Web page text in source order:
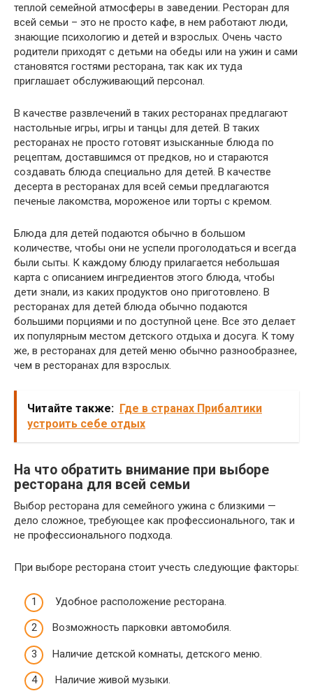
теплой семейной атмосферы в заведении. Ресторан для
всей семьи – это не просто кафе, в нем работают люди,
знающие психологию и детей и взрослых. Очень часто
родители приходят с детьми на обеды или на ужин и сами
становятся гостями ресторана, так как их туда
приглашает обслуживающий персонал.
В качестве развлечений в таких ресторанах предлагают
настольные игры, игры и танцы для детей. В таких
ресторанах не просто готовят изысканные блюда по
рецептам, доставшимся от предков, но и стараются
создавать блюда специально для детей. В качестве
десерта в ресторанах для всей семьи предлагаются
печеные лакомства, мороженое или торты с кремом.
Блюда для детей подаются обычно в большом
количестве, чтобы они не успели проголодаться и всегда
были сыты. К каждому блюду прилагается небольшая
карта с описанием ингредиентов этого блюда, чтобы
дети знали, из каких продуктов оно приготовлено. В
ресторанах для детей блюда обычно подаются
большими порциями и по доступной цене. Все это делает
их популярным местом детского отдыха и досуга. К тому
же, в ресторанах для детей меню обычно разнообразнее,
чем в ресторанах для взрослых.
Читайте также: Где в странах Прибалтики
устроить себе отдых
На что обратить внимание при выборе
ресторана для всей семьи
Выбор ресторана для семейного ужина с близкими —
дело сложное, требующее как профессионального, так и
не профессионального подхода.
При выборе ресторана стоит учесть следующие факторы:
Удобное расположение ресторана.
Возможность парковки автомобиля.
Наличие детской комнаты, детского меню.
Наличие живой музыки.